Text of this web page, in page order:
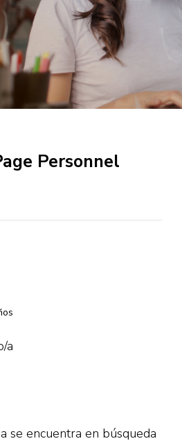
Personnel
a
se encuentra en búsqueda